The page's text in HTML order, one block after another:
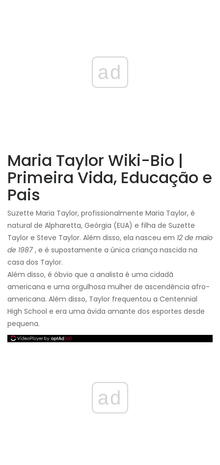
ad
Maria Taylor Wiki-Bio |
Primeira Vida, Educação e
Pais
Suzette Maria Taylor, profissionalmente Maria Taylor, é
natural de Alpharetta, Geórgia (EUA) e filha de Suzette
Taylor e Steve Taylor. Além disso, ela nasceu em 12 de maio
de 1987 , e é supostamente a única criança nascida na
casa dos Taylor.
Além disso, é óbvio que a analista é uma cidadã
americana e uma orgulhosa mulher de ascendência afro-
americana. Além disso, Taylor frequentou a Centennial
High School e era uma ávida amante dos esportes desde
pequena.
ad